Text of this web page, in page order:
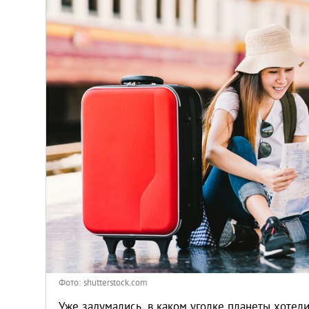
Лондон
Лос-Анджелес
Паттайя
Пхукет
Санкт-Петербург
Фото: shutterstock.com